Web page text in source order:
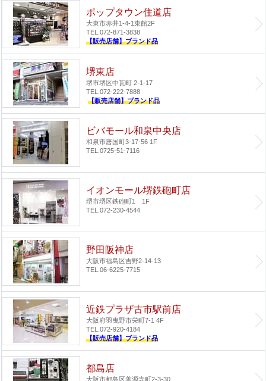
ポップタウン住道店
大東市赤井1-4-1東館2F
TEL.072-871-3838
【販売店舗】ブランド品
堺東店
堺市堺区中瓦町 2-1-17
TEL.072-222-7888
【販売店舗】ブランド品
ビバモール和泉中央店
和泉市唐国町3-17-56 1F
TEL.0725-51-7116
イオンモール堺鉄砲町店
堺市堺区鉄砲町1 1F
TEL.072-230-4544
野田阪神店
大阪市福島区吉野2-14-13
TEL.06-6225-7715
近鉄プラザ古市駅前店
大阪府羽曳野市栄町7-1 4F
TEL.072-920-4184
【販売店舗】ブランド品
都島店
大阪市都島区善源寺町2-3-30